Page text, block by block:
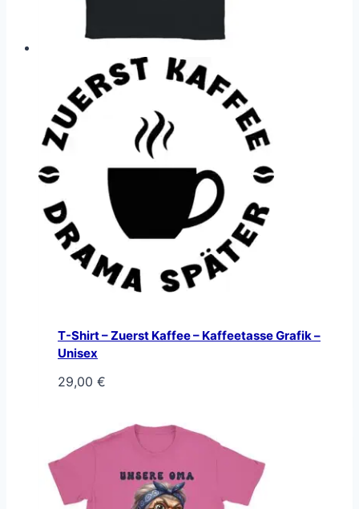
T-Shirt – Zuerst Kaffee – Kaffeetasse Grafik –
Unisex
29,00 €